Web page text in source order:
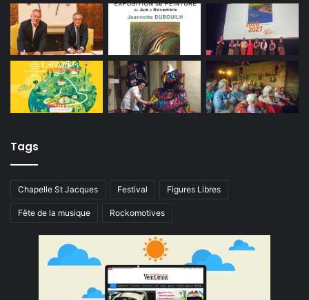
Tags
Chapelle St Jacques Festival Figures Libres
Fête de la musique Rockomotives